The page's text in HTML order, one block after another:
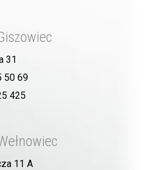
31
50 69
425
11 A